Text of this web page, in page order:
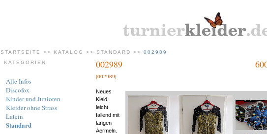
STARTSEITE >> KATALOG >> STANDARD >> 002989
KATEGORIEN
Alle Infos
Discofox
Kinder und Junioren
Kleider ohne Strass
Latein
Standard
002989
[002989]
Neues
Kleid,
leicht
fallend mit
langen
Aermeln.